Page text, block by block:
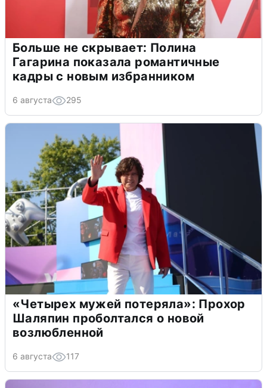
Больше не скрывает: Полина
Гагарина показала романтичные
кадры с новым избранником
6 августа 295
«Четырех мужей потеряла»: Прохор
Шаляпин проболтался о новой
возлюбленной
6 августа 117